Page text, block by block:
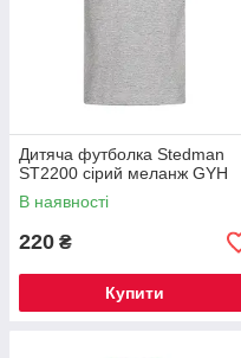
Дитяча футболка Stedman
ST2200 сірий меланж GYH
В наявності
220 ₴
Купити